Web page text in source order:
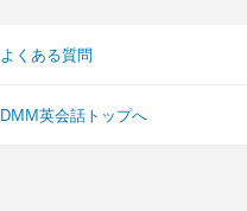
よくある質問
DMM英会話トップへ